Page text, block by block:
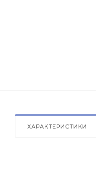
ХАРАКТЕРИСТИКИ